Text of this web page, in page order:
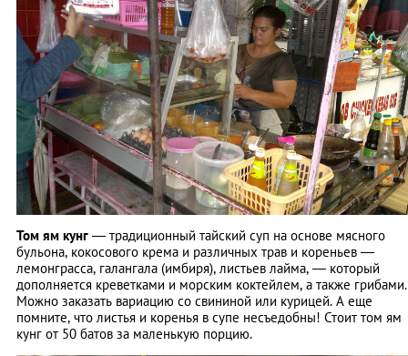
Том ям кунг ― традиционный тайский суп на основе мясного
бульона, кокосового крема и различных трав и кореньев ―
лемонграсса, галангала (имбиря), листьев лайма, ― который
дополняется креветками и морским коктейлем, а также грибами.
Можно заказать вариацию со свининой или курицей. А еще
помните, что листья и коренья в супе несъедобны! Стоит том ям
кунг от 50 батов за маленькую порцию.